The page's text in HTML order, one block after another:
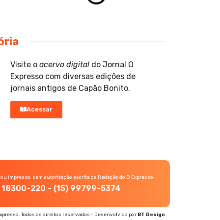
Visite o acervo digital do Jornal O
Expresso com diversas edições de
jornais antigos de Capão Bonito.
Acessar
impresso, sem autorização escrita da Redação do O Expresso.
18300-220 - (15) 99799-5374
Todos os direitos reservados - Desenvolvido por BT Design